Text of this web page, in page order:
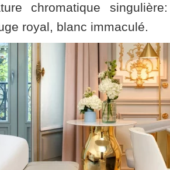
chromatique
royal, blanc immaculé.